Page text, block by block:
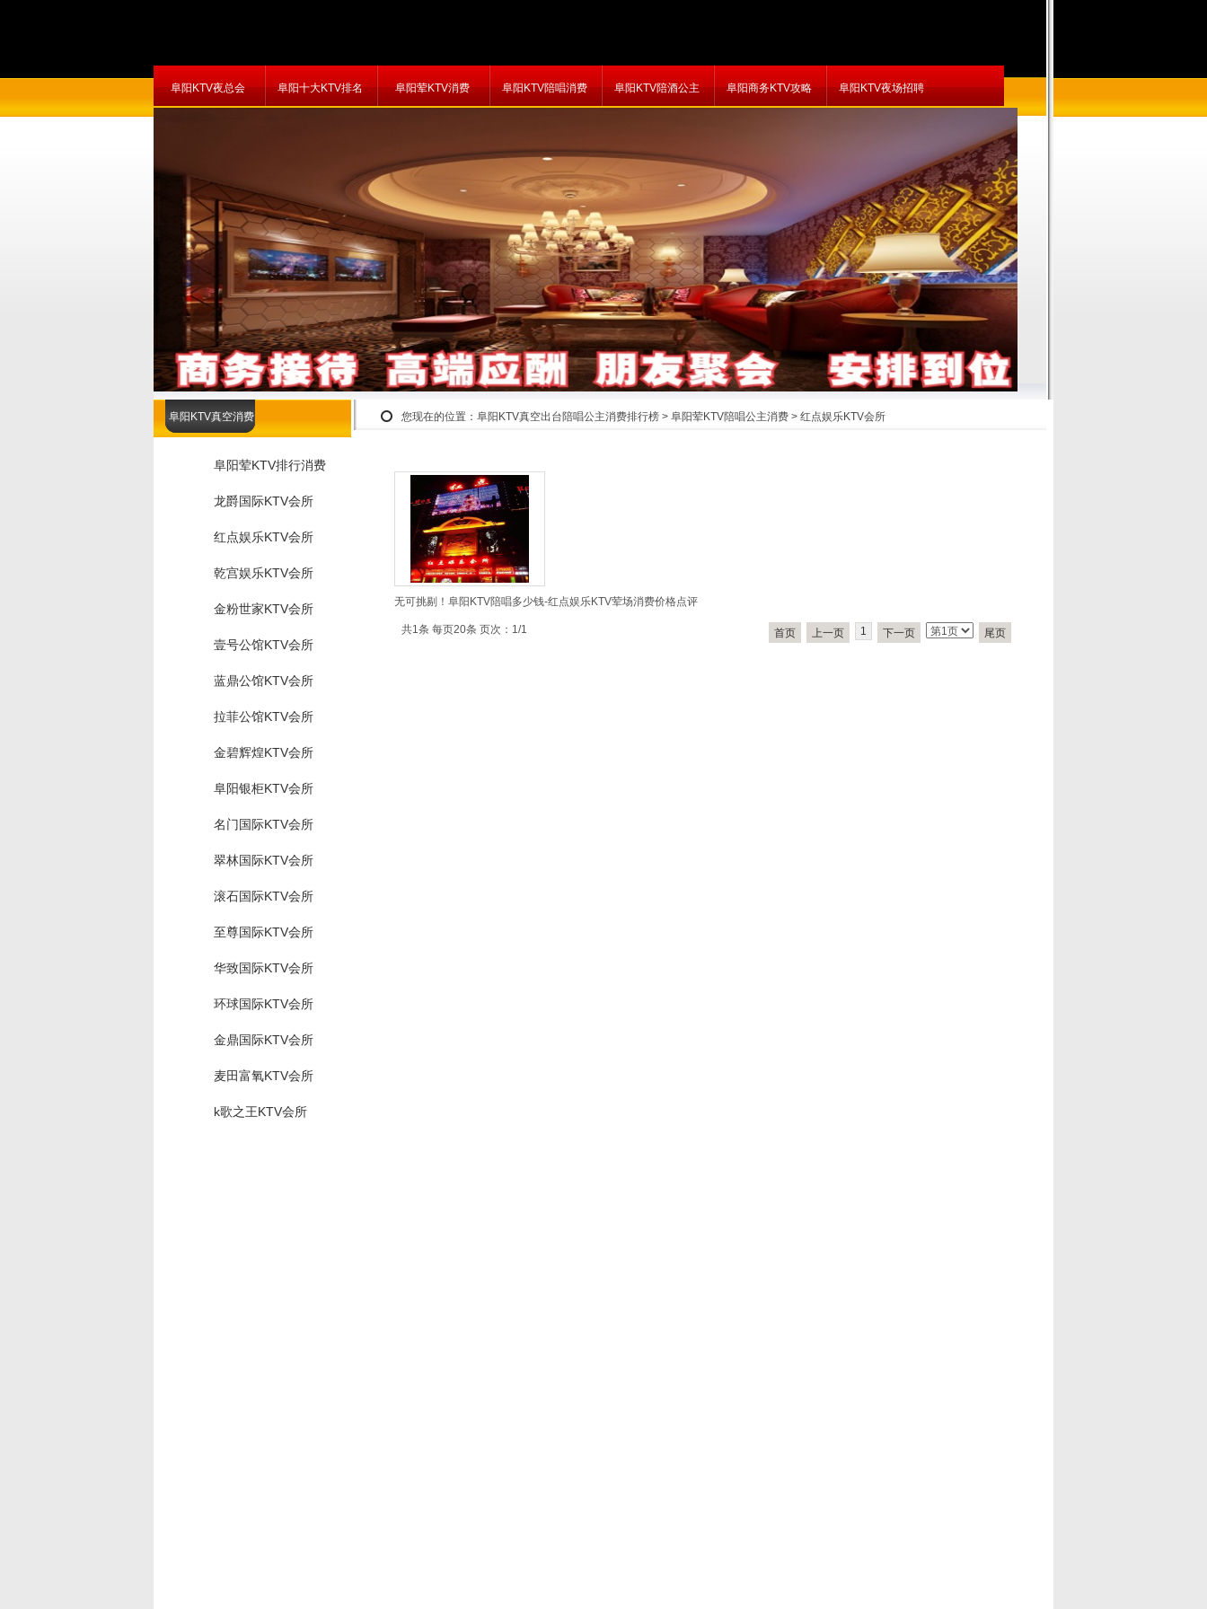
阜阳KTV夜总会 阜阳十大KTV排名 阜阳荤KTV消费 阜阳KTV陪唱消费 阜阳KTV陪酒公主 阜阳商务KTV攻略 阜阳KTV夜场招聘
您现在的位置： 阜阳KTV真空出台陪唱公主消费排行榜 > 阜阳荤KTV陪唱公主消费 > 红点娱乐KTV会所
阜阳KTV真空消费
阜阳荤KTV排行消费
龙爵国际KTV会所
红点娱乐KTV会所
乾宫娱乐KTV会所
金粉世家KTV会所
壹号公馆KTV会所
蓝鼎公馆KTV会所
拉菲公馆KTV会所
金碧辉煌KTV会所
阜阳银柜KTV会所
名门国际KTV会所
翠林国际KTV会所
滚石国际KTV会所
至尊国际KTV会所
华致国际KTV会所
环球国际KTV会所
金鼎国际KTV会所
麦田富氧KTV会所
k歌之王KTV会所
无可挑剔！阜阳KTV陪唱多少钱-红点娱乐KTV荤场消费价格点评
共1条 每页20条 页次：1/1 首页 上一页 1 下一页 尾页